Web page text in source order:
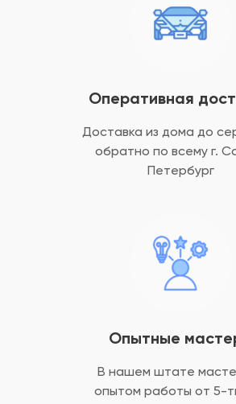
Оперативная
Доставка из дома до
обратно по всему г.
Петербург
Опытные
В нашем штате
опытом работы от 5-